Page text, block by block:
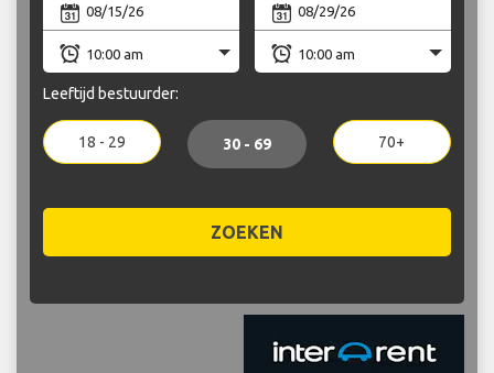
Leeftijd bestuurder:
18 - 29 30 - 69 70+
ZOEKEN